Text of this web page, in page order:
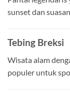
sunset dan
Tebing Breksi
Wisata alam
populer untuk